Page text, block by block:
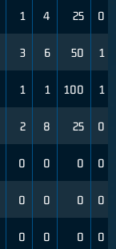
1 4 25 0
3 6 50 1
1 1 100 1
2 8 25 0
0 0 0 0
0 0 0 0
0 0 0 0